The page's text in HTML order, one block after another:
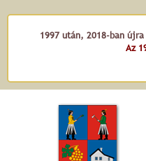
1997 után, 2018-ban
Az